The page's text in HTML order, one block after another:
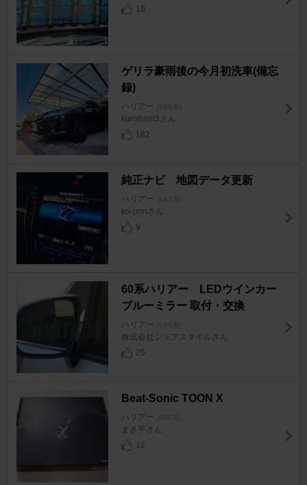
18
ゲリラ豪雨後の今月初洗車(備忘
録)
ハリアー [U60系]
kuroharri3さん
182
純正ナビ 地図データ更新
ハリアー [U60系]
ko-ponさん
9
60系ハリアー LEDウインカー
ブルーミラー 取付・交換
ハリアー [U60系]
株式会社シェアスタイルさん
25
Beat-Sonic TOON X
ハリアー [U60系]
まき芋さん
12